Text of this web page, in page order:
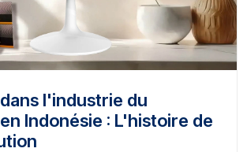
l'industrie du
Indonésie : L'histoire de